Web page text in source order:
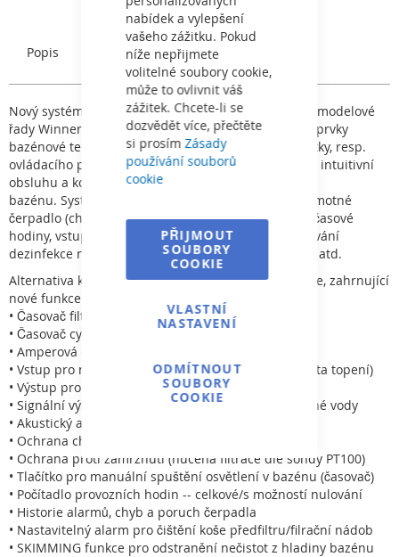
nabídek a vylepšení
vašeho zážitku. Pokud
níže nepřijmete
volitelné soubory cookie,
může to ovlivnit váš
zážitek. Chcete-li se
dozvědět více, přečtěte
si prosímZásady
používání souborů
cookie
PŘIJMOUT
SOUBORY
COOKIE
VLASTNÍ
NASTAVENÍ
ODMÍTNOUT
SOUBORY
COOKIE
Popis Charakteristický
Nový systém VA SMART Pool controler pro čerpadla modelové
řady Winner a Preva, který umožňuje řídit a ovládat prvky
bazénové techologie. Připojení digitální řídící jednotky, resp.
ovládacího panelu k čerpadlu, umožňuje snadnou a intuitivní
obsluhu a komplexní kontrolu
bazénu. Systém obsahuje nezbytné ochrany pro samotné
čerpadlo (chod bez vody/ochrana proti zamrznutí), časové
hodiny, vstupy -- výstupy pro řízení osvětlení, dávkování
dezinfekce nebo úpravny slané vody, ohřev bazénu, atd.
Alternativa k tradičnímu řízení bazénové technologie, zahrnující
nové funkce:
• Časovač filtračního cyklu
• Časovač cyklu osvětlení bazénu
• Amperová ochrana proti vyšší elektrické spotřebě
• Vstup pro nucené spuštění čerpadla dle TČ (priorita topení)
• Výstup pro ovládání osvětlení bazénu
• Signální výstup pro dávkovací stanici/úpravnu slané vody
• Akustický alarm pro signalizaci chyb
• Ochrana chodu nasuch při nedostatku vody
• Ochrana proti zamrznutí (nucená filtrace dle sondy PT100)
• Tlačítko pro manuální spuštění osvětlení v bazénu (časovač)
• Počítadlo provozních hodin -- celkové/s možností nulování
• Historie alarmů, chyb a poruch čerpadla
• Nastavitelný alarm pro čištění koše předfiltru/filrační nádob
• SKIMMING funkce pro odstranění nečistot z hladiny bazénu